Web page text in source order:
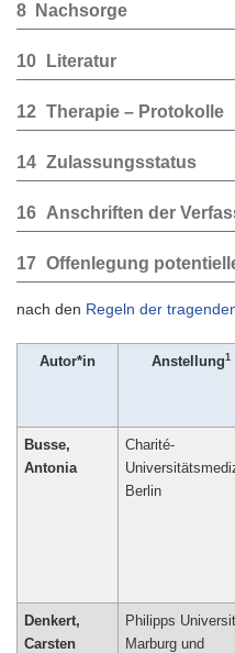
8 Nachsorge
10 Literatur
12 Therapie – Protokolle
14 Zulassungsstatus
16 Anschriften der
17 Offenlegung
nach den Regeln der
Autor*in Anstellung1
Busse,
Antonia
Charité-
Berlin
Denkert,
Carsten
Philipps
Marburg und